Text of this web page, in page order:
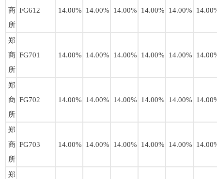
商
所
FG612 14.00% 14.00% 14.00% 14.00% 14.00%
郑
商
所
FG701 14.00% 14.00% 14.00% 14.00% 14.00%
郑
商
所
FG702 14.00% 14.00% 14.00% 14.00% 14.00%
郑
商
所
FG703 14.00% 14.00% 14.00% 14.00% 14.00%
郑